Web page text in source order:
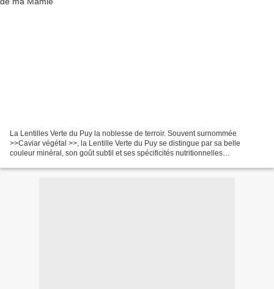
La Lentilles Verte du Puy la noblesse de terroir. Souvent surnommée
>>Caviar végétal >>, la Lentille Verte du Puy se distingue par sa belle
couleur minéral, son goût subtil et ses spécificités nutritionnelles